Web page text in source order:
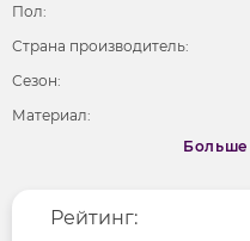
Пол:
Страна производитель:
Сезон:
Материал:
Фактура материала
Больше
Меньше
Рейтинг: